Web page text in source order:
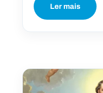
Ler mais